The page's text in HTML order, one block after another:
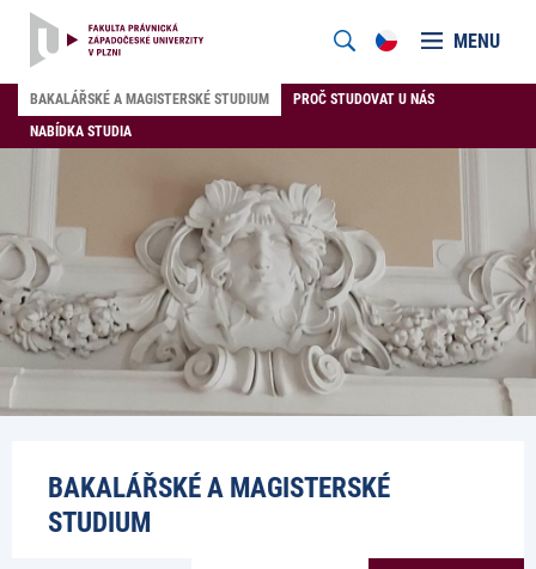
MENU
BAKALÁŘSKÉ A MAGISTERSKÉ STUDIUM
PROČ STUDOVAT U NÁS
NABÍDKA STUDIA
BAKALÁŘSKÉ A MAGISTERSKÉ
STUDIUM